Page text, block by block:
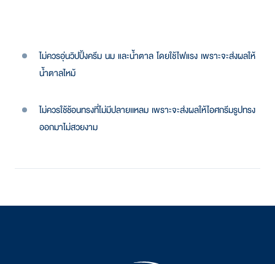
ไม่ควรอุ่นวิปปิ้งครีม นม และน้ำตาล โดยใช้ไฟแรง เพราะจะส่งผลให้
น้ำตาลไหม้
ไม่ควรใช้ช้อนทรงที่ไม่มีปลายเเหลม เพราะจะส่งผลให้ไอศกรีมรูปทรง
ออกมาไม่สวยงาม